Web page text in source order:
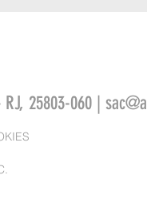
25803-060 |